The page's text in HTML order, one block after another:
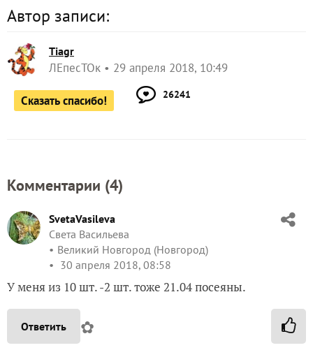
Автор записи:
Tiagr
ЛЕпесТОк 29 апреля 2018, 10:49
Сказать спасибо! 26241
Комментарии (4)
SvetaVasileva
Света Васильева
Великий Новгород (Новгород)
30 апреля 2018, 08:58
У меня из 10 шт. -2 шт. тоже 21.04 посеяны.
Ответить ✿